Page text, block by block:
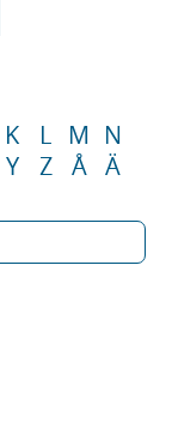
K L M N
Y Z Å Ä